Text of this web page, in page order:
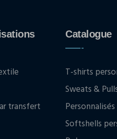
transfert
Catalogue
T-shirts
Sweats &
Personnalisés
Softshells